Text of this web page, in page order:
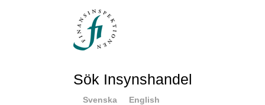
Sök Insynshandel
Svenska English